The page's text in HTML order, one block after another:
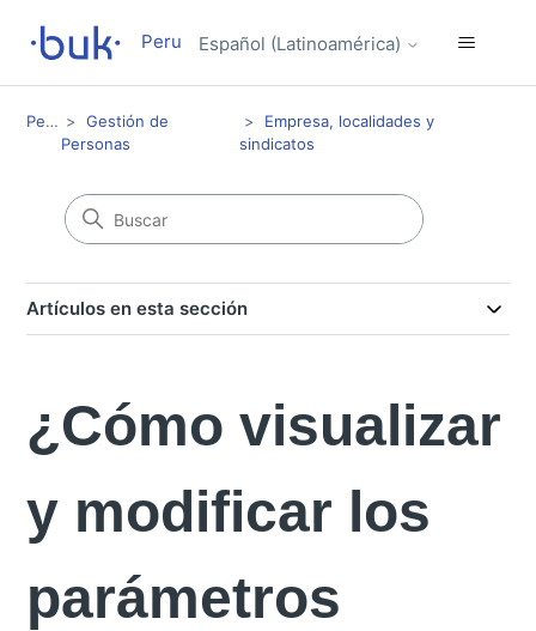
Peru Español (Latinoamérica)
Peru
Gestión de
Personas
Empresa, localidades y
sindicatos
Artículos en esta sección
¿Cómo visualizar
y modificar los
parámetros